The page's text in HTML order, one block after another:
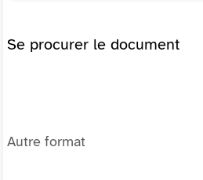
Se procurer le document
Autre format